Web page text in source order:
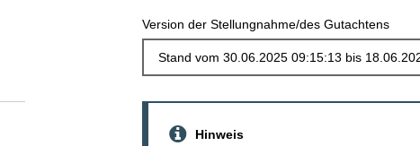
Version der Stellungnahme/des Gutachtens
Hinweis